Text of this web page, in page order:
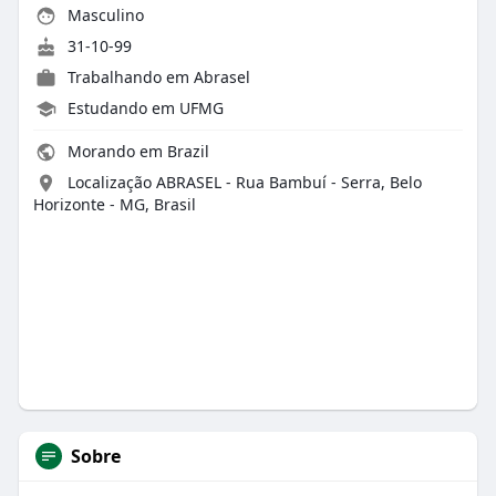
Masculino
31-10-99
Trabalhando em Abrasel
Estudando em UFMG
Morando em Brazil
Localização ABRASEL - Rua Bambuí - Serra, Belo
Horizonte - MG, Brasil
Sobre